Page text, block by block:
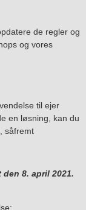
de regler og
og vores
til ejer
en løsning, kan du
såfremt
8. april 2021.